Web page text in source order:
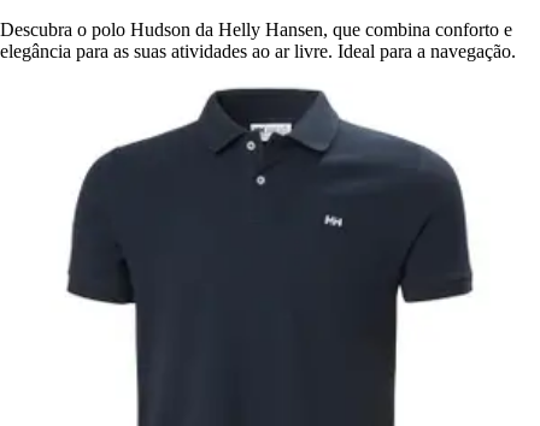
Descubra o polo Hudson da Helly Hansen, que combina conforto e
elegância para as suas atividades ao ar livre. Ideal para a navegação.